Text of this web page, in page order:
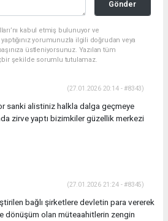
Gönder
kabul etmiş bulunuyor ve
yorumunuzla ilgili doğrudan veya
üstleniyorsunuz. Yazılan tüm
şekilde sorumlu tutulamaz.
(27.01.2026 20:14 - #8343)
sanki alistiniz halkla dalga geçmeye
zirve yaptı bizimkiler güzellik merkezi
(27.01.2026 21:24 - #8345)
bağlı şirketlere devletin para vererek
dönüşüm olan müteaahitlerin zengin